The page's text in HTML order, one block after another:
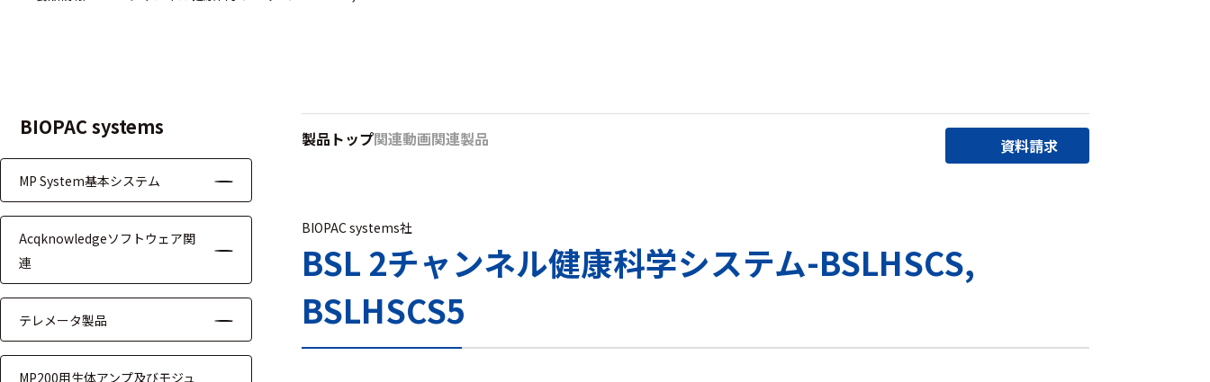
ワイヤレス・無
線対応
MRI対応
システム・周辺
BIOPAC systems
MP System基本システム
Acqknowledgeソフトウェア関
連
テレメータ製品
MP200用生体アンプ及びモジュ
製品トップ関連動画関連製品 資料請求
BIOPAC systems社
BSL 2チャンネル健康科学システム-BSLHSCS,
BSLHSCS5